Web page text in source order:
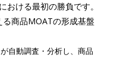
おける最初の勝負です。
商品MOATの形成基盤
自動調査・分析し、商品